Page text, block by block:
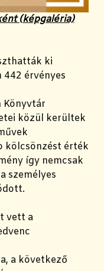
(képgaléria)
ki
442 érvényes
Könyvtár
közül kerültek
kölcsönzést érték
így nemcsak
személyes
vett a
a következő